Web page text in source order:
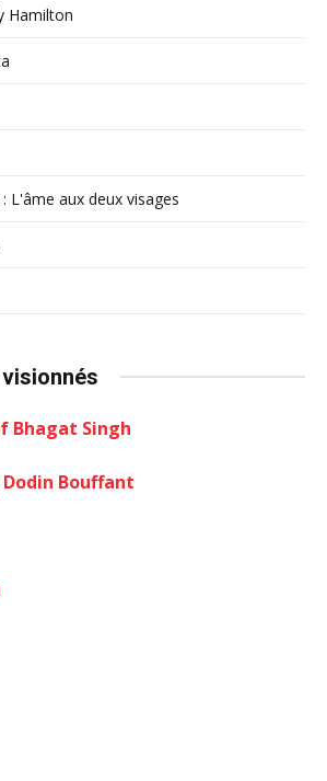
Hamilton
L'âme aux deux visages
Bhagat Singh
Dodin Bouffant